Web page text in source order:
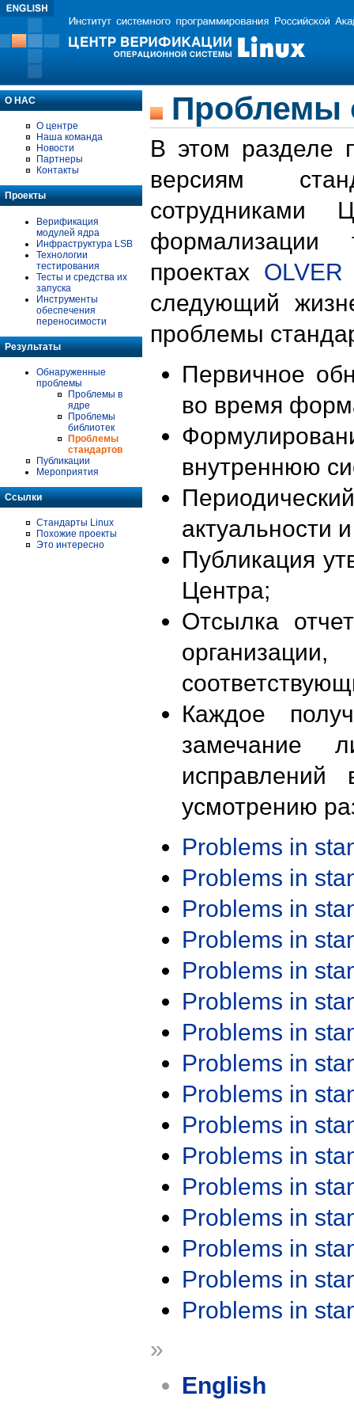
О НАС
О центре
Наша команда
Новости
Партнеры
Контакты
Проекты
Верификация
модулей ядра
Инфраструктура LSB
Технологии
тестирования
Тесты и средства их
запуска
Инструменты
обеспечения
переносимости
Результаты
Обнаруженные
проблемы
Проблемы в
ядре
Проблемы
библиотек
Проблемы
стандартов
Публикации
Мероприятия
Ссылки
Стандарты Linux
Похожие проекты
Это интересно
Проблемы
В этом разделе
версиям
формализации
проектах OLVER
следующий
проблемы
Первичное
во время
внутреннюю
актуальности
Публикация
Центра;
Отсылка
Каждое
замечание
исправлений
усмотрению
Problems in
Problems in
Problems in
Problems in
Problems in
Problems in
Problems in
Problems in
Problems in
Problems in
Problems in
Problems in
Problems in
Problems in
Problems in
Problems in
»
English